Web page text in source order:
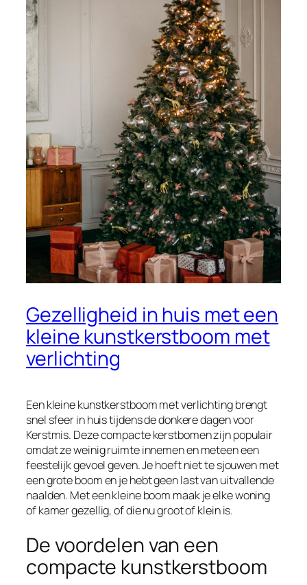
Gezelligheid in huis met een
kleine kunstkerstboom met
verlichting
Een kleine kunstkerstboom met verlichting brengt
snel sfeer in huis tijdens de donkere dagen voor
Kerstmis. Deze compacte kerstbomen zijn populair
omdat ze weinig ruimte innemen en meteen een
feestelijk gevoel geven. Je hoeft niet te sjouwen met
een grote boom en je hebt geen last van uitvallende
naalden. Met een kleine boom maak je elke woning
of kamer gezellig, of die nu groot of klein is.
De voordelen van een
compacte kunstkerstboom